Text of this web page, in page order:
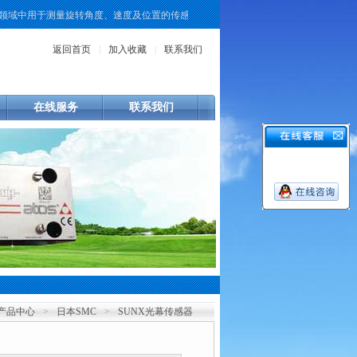
中用于测量旋转角度、速度及位置的传感元件。KUBLER作为该领域的一个品牌
返回首页 加入收藏 联系我们
在线服务 联系我们
品中心 > 日本SMC > SUNX光幕传感器